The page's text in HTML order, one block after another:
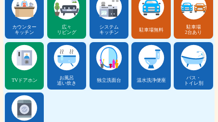
カウンター
キッチン
広々
リビング
システム
キッチン
駐車場無料
駐車場
2台あり
TVドアホン
お風呂
追い炊き
独立洗面台 温水洗浄便座
バス・
トイレ別